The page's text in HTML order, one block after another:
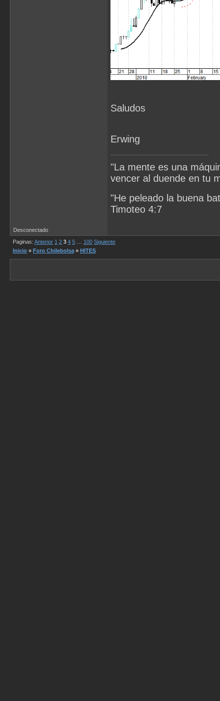
Saludos
Erwing
"La mente es una
vencer al duende en tu
"He peleado la buena
Timoteo 4:7
Desconectado
Paginas: Anterior 1 2 3 4 5 100 Siguiente
Inicio » Foro Chilebolsa » HITES